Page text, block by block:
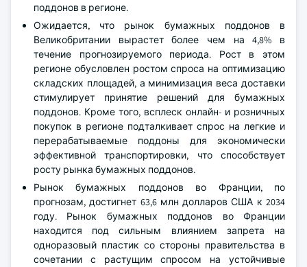
поддонов в регионе.
Ожидается, что рынок бумажных поддонов в
Великобритании вырастет более чем на 4,8% в
течение прогнозируемого периода. Рост в этом
регионе обусловлен ростом спроса на оптимизацию
складских площадей, а минимизация веса доставки
стимулирует принятие решений для бумажных
поддонов. Кроме того, всплеск онлайн- и розничных
покупок в регионе подталкивает спрос на легкие и
перерабатываемые поддоны для экономически
эффективной транспортировки, что способствует
росту рынка бумажных поддонов.
Рынок бумажных поддонов во Франции, по
прогнозам, достигнет 63,6 млн долларов США к 2034
году. Рынок бумажных поддонов во Франции
находится под сильным влиянием запрета на
одноразовый пластик со стороны правительства в
сочетании с растущим спросом на устойчивые